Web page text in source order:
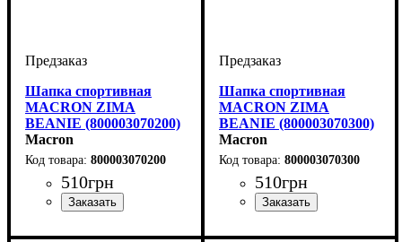
Шапка спортивная
MACRON ZIMA
BEANIE (800003070200)
Macron
800003070200
510грн
Детское, Унисекс
Шапка спортивная
MACRON ZIMA
BEANIE (800003070300)
Macron
800003070300
510грн
Женский, Мужской